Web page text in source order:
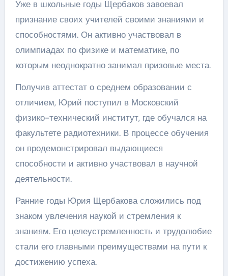
Уже в школьные годы Щербаков завоевал
признание своих учителей своими знаниями и
способностями. Он активно участвовал в
олимпиадах по физике и математике, по
которым неоднократно занимал призовые места.
Получив аттестат о среднем образовании с
отличием, Юрий поступил в Московский
физико-технический институт, где обучался на
факультете радиотехники. В процессе обучения
он продемонстрировал выдающиеся
способности и активно участвовал в научной
деятельности.
Ранние годы Юрия Щербакова сложились под
знаком увлечения наукой и стремления к
знаниям. Его целеустремленность и трудолюбие
стали его главными преимуществами на пути к
достижению успеха.